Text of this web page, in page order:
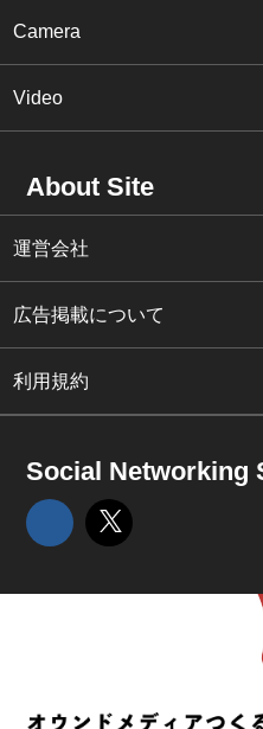
Camera
Video
About Site
運営会社
広告掲載について
利用規約
Social Networking